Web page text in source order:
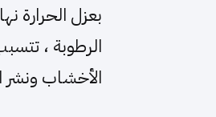
بعزل الحرارة
الرطوبة ،
الأخشاب ونشر